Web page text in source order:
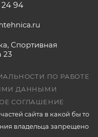
24 94
Спортивная
23
ПО РАБОТЕ
ДАННЫМИ
СОГЛАШЕНИЕ
сайта в какой бы то
владельца запрещено